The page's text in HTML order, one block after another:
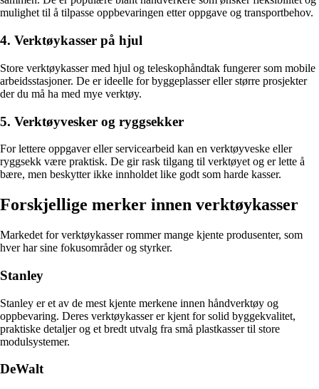
mulighet til å tilpasse oppbevaringen etter oppgave og transportbehov.
4. Verktøykasser på hjul
Store verktøykasser med hjul og teleskophåndtak fungerer som mobile
arbeidsstasjoner. De er ideelle for byggeplasser eller større prosjekter
der du må ha med mye verktøy.
5. Verktøyvesker og ryggsekker
For lettere oppgaver eller servicearbeid kan en verktøyveske eller
ryggsekk være praktisk. De gir rask tilgang til verktøyet og er lette å
bære, men beskytter ikke innholdet like godt som harde kasser.
Forskjellige merker innen verktøykasser
Markedet for verktøykasser rommer mange kjente produsenter, som
hver har sine fokusområder og styrker.
Stanley
Stanley er et av de mest kjente merkene innen håndverktøy og
oppbevaring. Deres verktøykasser er kjent for solid byggekvalitet,
praktiske detaljer og et bredt utvalg fra små plastkasser til store
modulsystemer.
DeWalt